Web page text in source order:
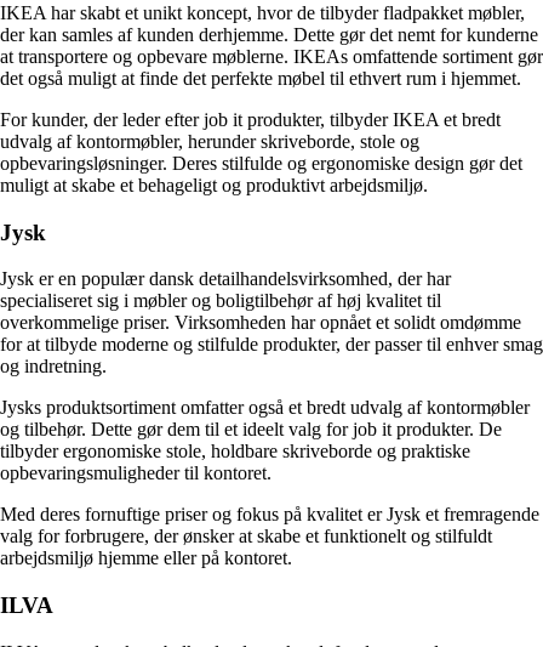
IKEA har skabt et unikt koncept, hvor de tilbyder fladpakket møbler,
der kan samles af kunden derhjemme. Dette gør det nemt for kunderne
at transportere og opbevare møblerne. IKEAs omfattende sortiment gør
det også muligt at finde det perfekte møbel til ethvert rum i hjemmet.
For kunder, der leder efter job it produkter, tilbyder IKEA et bredt
udvalg af kontormøbler, herunder skriveborde, stole og
opbevaringsløsninger. Deres stilfulde og ergonomiske design gør det
muligt at skabe et behageligt og produktivt arbejdsmiljø.
Jysk
Jysk er en populær dansk detailhandelsvirksomhed, der har
specialiseret sig i møbler og boligtilbehør af høj kvalitet til
overkommelige priser. Virksomheden har opnået et solidt omdømme
for at tilbyde moderne og stilfulde produkter, der passer til enhver smag
og indretning.
Jysks produktsortiment omfatter også et bredt udvalg af kontormøbler
og tilbehør. Dette gør dem til et ideelt valg for job it produkter. De
tilbyder ergonomiske stole, holdbare skriveborde og praktiske
opbevaringsmuligheder til kontoret.
Med deres fornuftige priser og fokus på kvalitet er Jysk et fremragende
valg for forbrugere, der ønsker at skabe et funktionelt og stilfuldt
arbejdsmiljø hjemme eller på kontoret.
ILVA